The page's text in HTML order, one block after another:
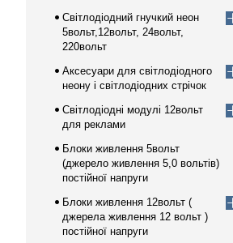
Світлодіодний гнучкий неон
5вольт,12вольт, 24вольт,
220вольт
Аксесуари для світлодіодного
неону і світлодіодних стрічок
Світлодіодні модулі 12вольт
для реклами
Блоки живлення 5вольт
(джерело живлення 5,0 вольтів)
постійної напруги
Блоки живлення 12вольт (
джерела живлення 12 вольт )
постійної напруги